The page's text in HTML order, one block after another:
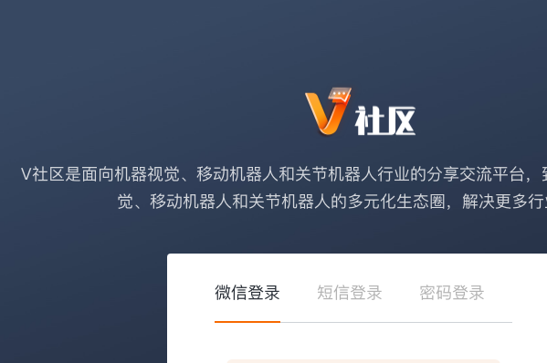
V社区是面向机器视觉、移动机器人和关节机器人行业的分享交流平台
觉、移动机器人和关节机器人的多元化生态圈，解决更多
微信登录 短信登录 密码登录